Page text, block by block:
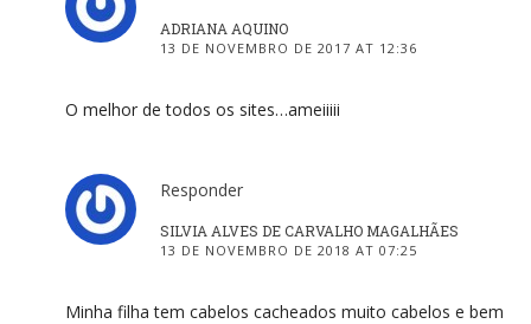
ADRIANA AQUINO
13 DE NOVEMBRO DE 2017 AT 12:36
O melhor de todos os sites…ameiiiii
Responder
SILVIA ALVES DE CARVALHO MAGALHÃES
13 DE NOVEMBRO DE 2018 AT 07:25
Minha filha tem cabelos cacheados muito cabelos e bem